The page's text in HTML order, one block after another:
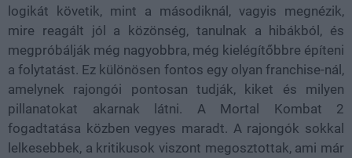
logikát követik, mint a másodiknál, vagyis megnézik,
mire reagált jól a közönség, tanulnak a hibákból, és
megpróbálják még nagyobbra, még kielégítőbbre építeni
a folytatást. Ez különösen fontos egy olyan franchise-nál,
amelynek rajongói pontosan tudják, kiket és milyen
pillanatokat akarnak látni. A Mortal Kombat 2
fogadtatása közben vegyes maradt. A rajongók sokkal
lelkesebbek, a kritikusok viszont megosztottak, ami már